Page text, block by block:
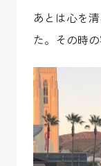
あとは心を
た。その時の